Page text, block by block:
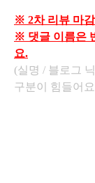
※ 2차 리뷰 마
※ 댓글 이름은
요.
(실명 / 블로그
구분이 힘들어